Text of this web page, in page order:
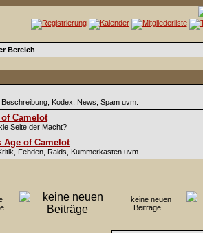
Bereich
Kodex, News, Spam uvm.
Camelot
Seite der Macht?
Age of Camelot
Fehden, Raids, Kummerkasten uvm.
keine neuen
Beiträge